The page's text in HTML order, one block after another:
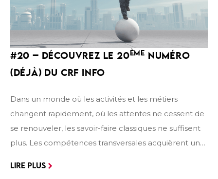
#20 – DÉCOUVREZ LE 20 ÈME
NUMÉRO
(DÉJÀ) DU CRF INFO
Dans un monde où les activités et les métiers
changent rapidement, où les attentes ne cessent de
se renouveler, les savoir-faire classiques ne suffisent
plus. Les compétences transversales acquièrent une
numéro a pour objectif de mettre en valeur les
LIRE PLUS